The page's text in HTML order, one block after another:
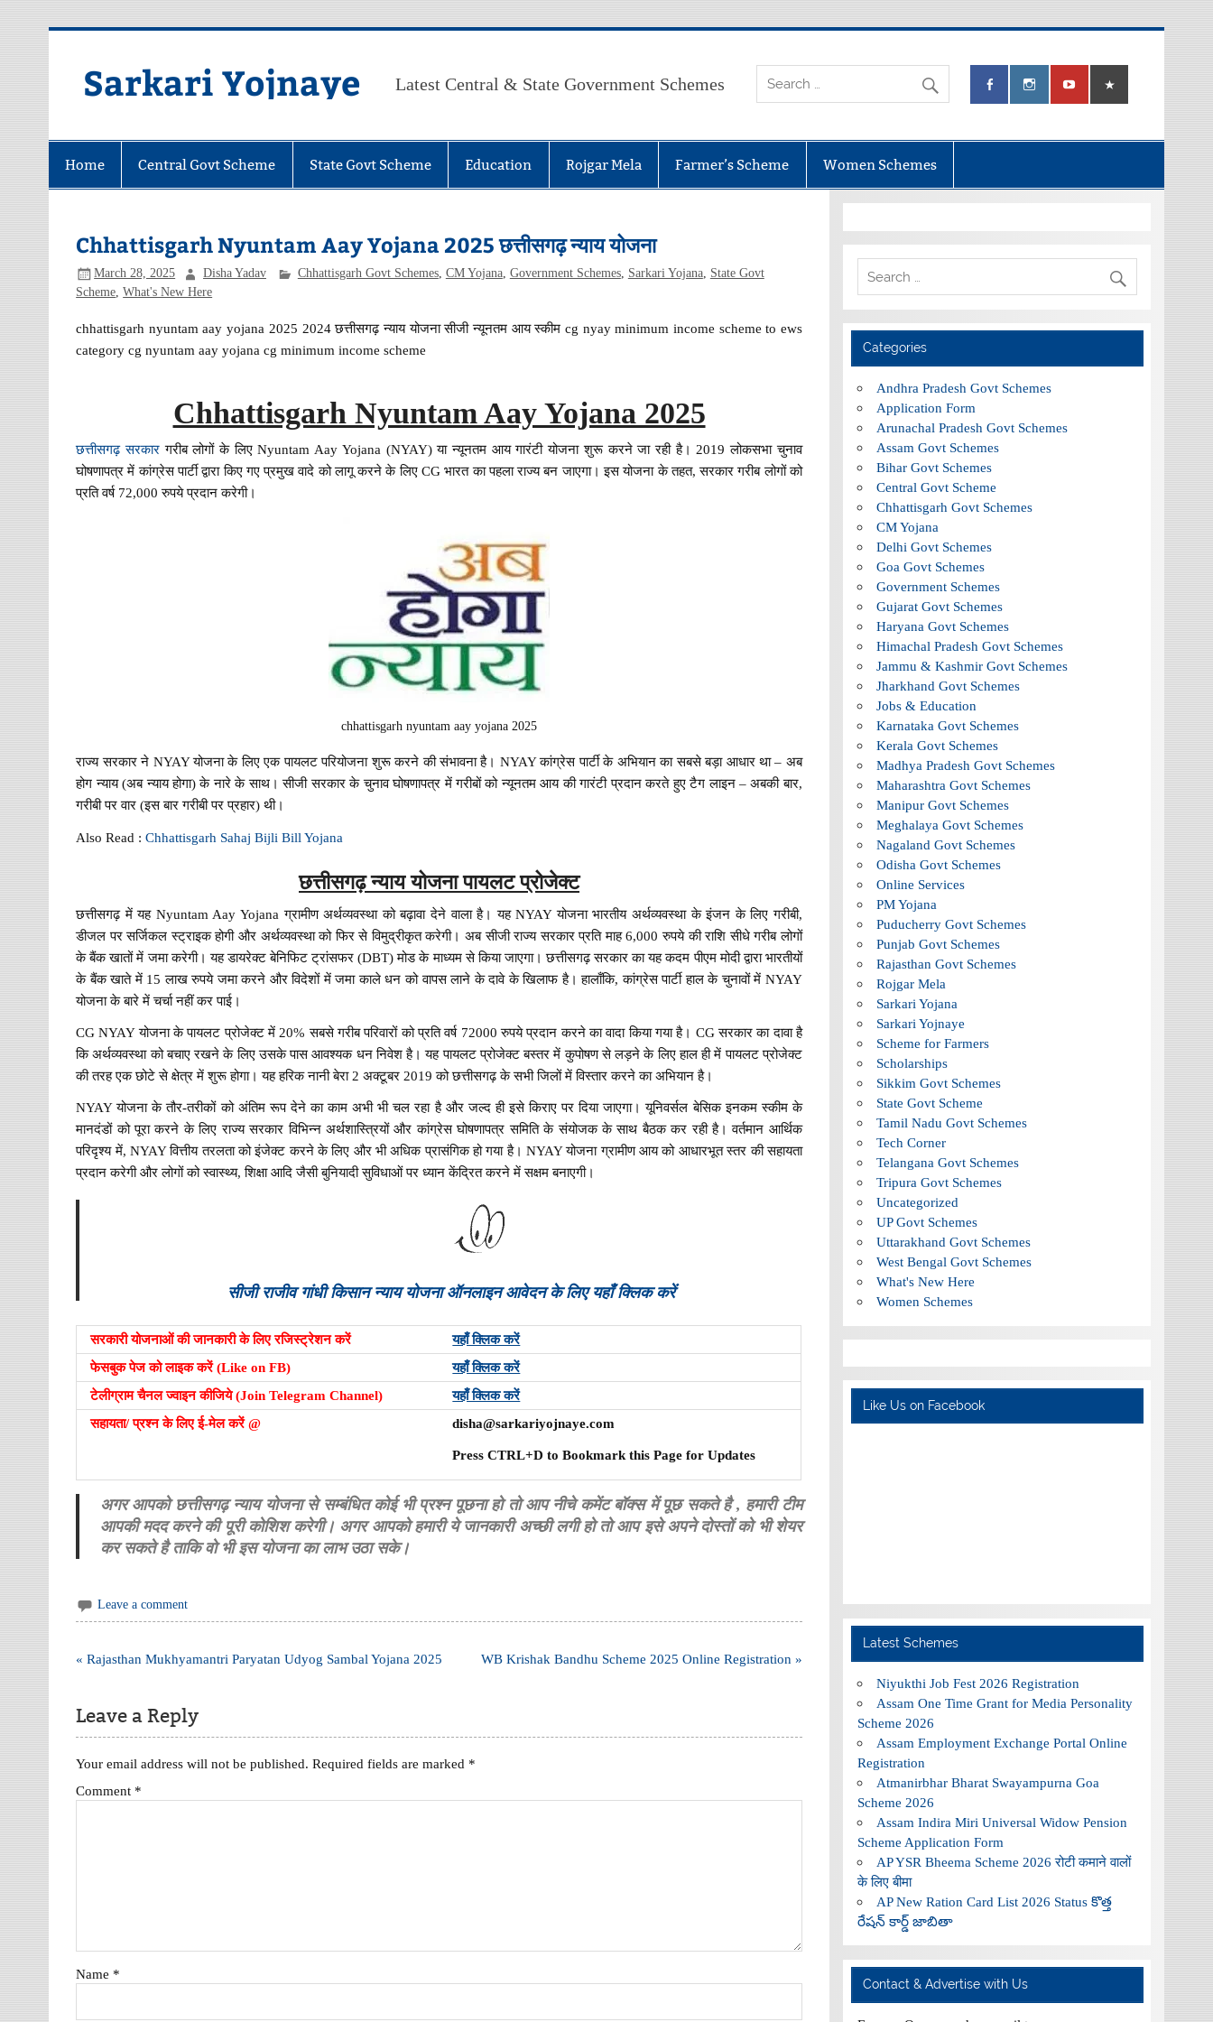
Sarkari Yojnaye Latest Central & State Government Schemes
Home Central Govt Scheme State Govt Scheme Education Rojgar Mela Farmer’s Scheme Women Schemes
Chhattisgarh Nyuntam Aay Yojana 2025 छत्तीसगढ़ न्याय योजना
March 28, 2025 Disha Yadav Chhattisgarh Govt Schemes, CM Yojana, Government Schemes, Sarkari Yojana, State Govt
Scheme,What's New Here
chhattisgarh nyuntam aay yojana 2025 2024 छत्तीसगढ़ न्याय योजना सीजी न्यूनतम आय स्कीम cg nyay minimum income scheme to ews
category cg nyuntam aay yojana cg minimum income scheme
Chhattisgarh Nyuntam Aay Yojana 2025
छत्तीसगढ़ सरकारगरीब लोगों के लिए Nyuntam Aay Yojana (NYAY) या न्यूनतम आय गारंटी योजना शुरू करने जा रही है। 2019 लोकसभा चुनाव
घोषणापत्र में कांग्रेस पार्टी द्वारा किए गए प्रमुख वादे को लागू करने के लिए CG भारत का पहला राज्य बन जाएगा। इस योजना के तहत, सरकार गरीब लोगों को
प्रति वर्ष 72,000 रुपये प्रदान करेगी।
chhattisgarh nyuntam aay yojana 2025
राज्य सरकार ने NYAY योजना के लिए एक पायलट परियोजना शुरू करने की संभावना है। NYAY कांग्रेस पार्टी के अभियान का सबसे बड़ा आधार था – अब
होग न्याय (अब न्याय होगा) के नारे के साथ। सीजी सरकार के चुनाव घोषणापत्र में गरीबों को न्यूनतम आय की गारंटी प्रदान करते हुए टैग लाइन – अबकी बार,
गरीबी पर वार (इस बार गरीबी पर प्रहार) थी।
Also Read :Chhattisgarh Sahaj Bijli Bill Yojana
छत्तीसगढ़ न्याय योजना पायलट प्रोजेक्ट
छत्तीसगढ़ में यह Nyuntam Aay Yojana ग्रामीण अर्थव्यवस्था को बढ़ावा देने वाला है। यह NYAY योजना भारतीय अर्थव्यवस्था के इंजन के लिए गरीबी,
डीजल पर सर्जिकल स्ट्राइक होगी और अर्थव्यवस्था को फिर से विमुद्रीकृत करेगी। अब सीजी राज्य सरकार प्रति माह 6,000 रुपये की राशि सीधे गरीब लोगों
के बैंक खातों में जमा करेगी। यह डायरेक्ट बेनिफिट ट्रांसफर (DBT) मोड के माध्यम से किया जाएगा। छत्तीसगढ़ सरकार का यह कदम पीएम मोदी द्वारा भारतीयों
के बैंक खाते में 15 लाख रुपये जमा करने और विदेशों में जमा काले धन को वापस लाने के दावे के खिलाफ है। हालाँकि, कांग्रेस पार्टी हाल के चुनावों में NYAY
योजना के बारे में चर्चा नहीं कर पाई।
CG NYAY योजना के पायलट प्रोजेक्ट में 20% सबसे गरीब परिवारों को प्रति वर्ष 72000 रुपये प्रदान करने का वादा किया गया है। CG सरकार का दावा है
कि अर्थव्यवस्था को बचाए रखने के लिए उसके पास आवश्यक धन निवेश है। यह पायलट प्रोजेक्ट बस्तर में कुपोषण से लड़ने के लिए हाल ही में पायलट प्रोजेक्ट
की तरह एक छोटे से क्षेत्र में शुरू होगा। यह हरिक नानी बेरा 2 अक्टूबर 2019 को छत्तीसगढ़ के सभी जिलों में विस्तार करने का अभियान है।
NYAY योजना के तौर-तरीकों को अंतिम रूप देने का काम अभी भी चल रहा है और जल्द ही इसे किराए पर दिया जाएगा। यूनिवर्सल बेसिक इनकम स्कीम के
मानदंडों को पूरा करने के लिए राज्य सरकार विभिन्न अर्थशास्त्रियों और कांग्रेस घोषणापत्र समिति के संयोजक के साथ बैठक कर रही है। वर्तमान आर्थिक
परिदृश्य में, NYAY वित्तीय तरलता को इंजेक्ट करने के लिए और भी अधिक प्रासंगिक हो गया है। NYAY योजना ग्रामीण आय को आधारभूत स्तर की सहायता
प्रदान करेगी और लोगों को स्वास्थ्य, शिक्षा आदि जैसी बुनियादी सुविधाओं पर ध्यान केंद्रित करने में सक्षम बनाएगी।
सीजी राजीव गांधी किसान न्याय योजना ऑनलाइन आवेदन के लिए यहाँ क्लिक करें
सरकारी योजनाओं की जानकारी के लिए रजिस्ट्रेशन करें
यहाँ क्लिक करें
फेसबुक पेज को लाइक करें (Like on FB)
यहाँ क्लिक करें
टेलीग्राम चैनल ज्वाइन कीजिये (Join Telegram Channel)
यहाँ क्लिक करें
सहायता/ प्रश्न के लिए ई-मेल करें @
disha@sarkariyojnaye.com
Press CTRL+D to Bookmark this Page for Updates
अगर आपको छत्तीसगढ़ न्याय योजना से सम्बंधित कोई भी प्रश्न पूछना हो तो आप नीचे कमेंट बॉक्स में पूछ सकते है , हमारी टीम
आपकी मदद करने की पूरी कोशिश करेगी। अगर आपको हमारी ये जानकारी अच्छी लगी हो तो आप इसे अपने दोस्तों को भी शेयर
कर सकते है ताकि वो भी इस योजना का लाभ उठा सके।
Leave a comment
Post
« Rajasthan Mukhyamantri Paryatan Udyog Sambal Yojana 2025 WB Krishak Bandhu Scheme 2025 Online Registration »
Leave a Reply
Your email address will not be published. Required fields are marked *
Comment *
Name *
Categories
Andhra Pradesh Govt Schemes
Application Form
Arunachal Pradesh Govt Schemes
Assam Govt Schemes
Bihar Govt Schemes
Central Govt Scheme
Chhattisgarh Govt Schemes
CM Yojana
Delhi Govt Schemes
Goa Govt Schemes
Government Schemes
Gujarat Govt Schemes
Haryana Govt Schemes
Himachal Pradesh Govt Schemes
Jammu & Kashmir Govt Schemes
Jharkhand Govt Schemes
Jobs & Education
Karnataka Govt Schemes
Kerala Govt Schemes
Madhya Pradesh Govt Schemes
Maharashtra Govt Schemes
Manipur Govt Schemes
Meghalaya Govt Schemes
Nagaland Govt Schemes
Odisha Govt Schemes
Online Services
PM Yojana
Puducherry Govt Schemes
Punjab Govt Schemes
Rajasthan Govt Schemes
Rojgar Mela
Sarkari Yojana
Sarkari Yojnaye
Scheme for Farmers
Scholarships
Sikkim Govt Schemes
State Govt Scheme
Tamil Nadu Govt Schemes
Tech Corner
Telangana Govt Schemes
Tripura Govt Schemes
Uncategorized
UP Govt Schemes
Uttarakhand Govt Schemes
West Bengal Govt Schemes
What's New Here
Women Schemes
Like Us on Facebook
Latest Schemes
Niyukthi Job Fest 2026 Registration
Assam One Time Grant for Media Personality
Scheme 2026
Assam Employment Exchange Portal Online
Registration
Atmanirbhar Bharat Swayampurna Goa
Scheme 2026
Assam Indira Miri Universal Widow Pension
Scheme Application Form
AP YSR Bheema Scheme 2026 रोटी कमाने वालों
के लिए बीमा
AP New Ration Card List 2026 Status కొత్త
రేషన్ కార్డ్ జాబితా
Contact & Advertise with Us